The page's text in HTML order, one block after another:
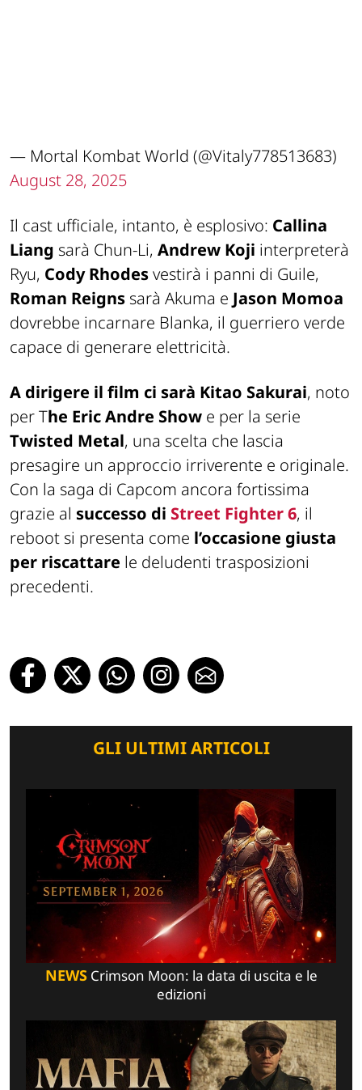
— Mortal Kombat World (@Vitaly778513683)
August 28, 2025
Il cast ufficiale, intanto, è esplosivo: Callina
Liang sarà Chun-Li, Andrew Koji interpreterà
Ryu, Cody Rhodesvestirà i panni di Guile,
Roman Reigns sarà Akuma e Jason Momoa
dovrebbe incarnare Blanka, il guerriero verde
capace di generare elettricità.
A dirigere il film ci sarà Kitao Sakurai, noto
perThe Eric Andre Show e per la serie
Twisted Metal, una scelta che lascia
presagire un approccio irriverente e originale.
Con la saga di Capcom ancora fortissima
grazie al successo di Street Fighter 6, il
reboot si presenta come l’occasione giusta
per riscattare le deludenti trasposizioni
precedenti.
GLI ULTIMI ARTICOLI
NEWSCrimson Moon: la data di uscita e le
edizioni